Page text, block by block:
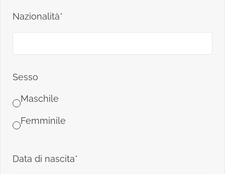
Nazionalità*
Sesso
Maschile
Femminile
Data di nascita*